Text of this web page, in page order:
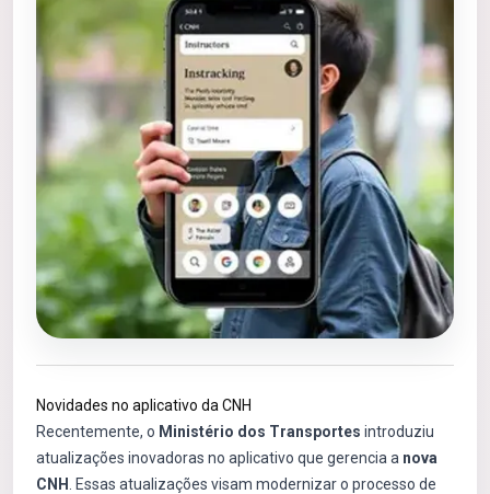
Novidades no aplicativo da CNH
Recentemente, o Ministério dos Transportes introduziu
atualizações inovadoras no aplicativo que gerencia a nova
CNH
. Essas atualizações visam modernizar o processo de